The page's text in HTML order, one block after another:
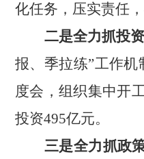
化任务，压实责任
二是全力抓投
报、季拉练”工作机
度会，组织集中开
投资495亿元。
三是全力抓政